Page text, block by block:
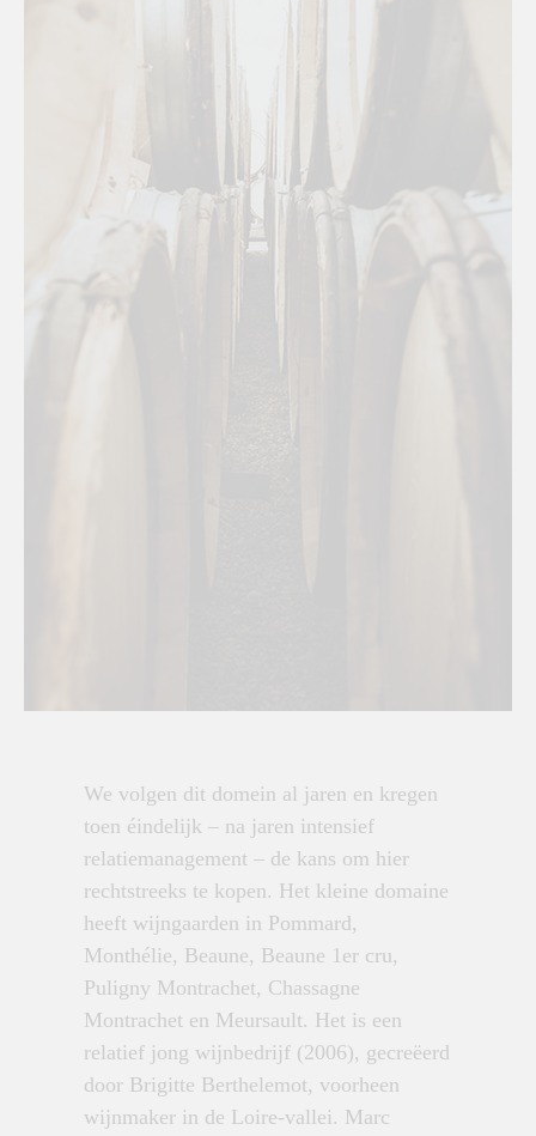
We volgen dit domein al jaren en kregen
toen éindelijk – na jaren intensief
relatiemanagement – de kans om hier
rechtstreeks te kopen. Het kleine domaine
heeft wijngaarden in Pommard,
Monthélie, Beaune, Beaune 1er cru,
Puligny Montrachet, Chassagne
Montrachet en Meursault. Het is een
relatief jong wijnbedrijf (2006), gecreëerd
door Brigitte Berthelemot, voorheen
wijnmaker in de Loire-vallei. Marc